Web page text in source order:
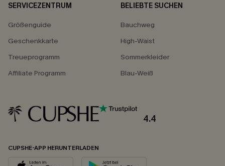
SERVICEZENTRUM
Größenguide
Geschenkkarte
Treueprogramm
Affiliate Programm
BELIEBTE SUCHEN
Bauchweg
High-Waist
Sommerkleider
Blau-Weiß
4.4
CUPSHE-APP HERUNTERLADEN